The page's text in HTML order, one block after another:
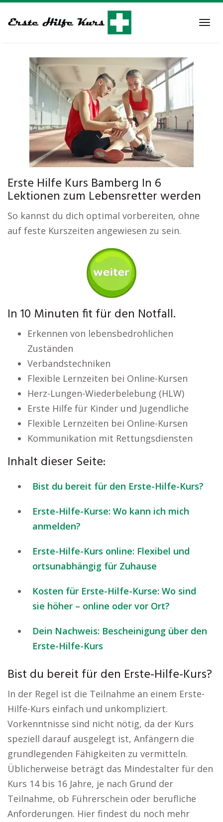
to
Erste Hilfe Kurs Bamberg In 6
Lektionen zum Lebensretter werden
So kannst du dich optimal vorbereiten, ohne
auf feste Kurszeiten angewiesen zu sein.
In 10 Minuten fit für den Notfall.
Erkennen von lebensbedrohlichen
Zuständen
Verbandstechniken
Flexible Lernzeiten bei Online-Kursen
Herz-Lungen-Wiederbelebung (HLW)
Erste Hilfe für Kinder und Jugendliche
Flexible Lernzeiten bei Online-Kursen
Kommunikation mit Rettungsdiensten
Inhalt dieser Seite:
Bist du bereit für den Erste-Hilfe-Kurs?
Erste-Hilfe-Kurse: Wo kann ich mich
anmelden?
Erste-Hilfe-Kurs online: Flexibel und
ortsunabhängig für Zuhause
Kosten für Erste-Hilfe-Kurse: Wo sind
sie höher – online oder vor Ort?
Dein Nachweis: Bescheinigung über den
Erste-Hilfe-Kurs
Bist du bereit für den Erste-Hilfe-Kurs?
In der Regel ist die Teilnahme an einem Erste-
Hilfe-Kurs einfach und unkompliziert.
Vorkenntnisse sind nicht nötig, da der Kurs
speziell darauf ausgelegt ist, Anfängern die
grundlegenden Fähigkeiten zu vermitteln.
Üblicherweise beträgt das Mindestalter für den
Kurs 14 bis 16 Jahre, je nach Grund der
Teilnahme, ob Führerschein oder berufliche
Anforderungen. Hier findest du noch mehr